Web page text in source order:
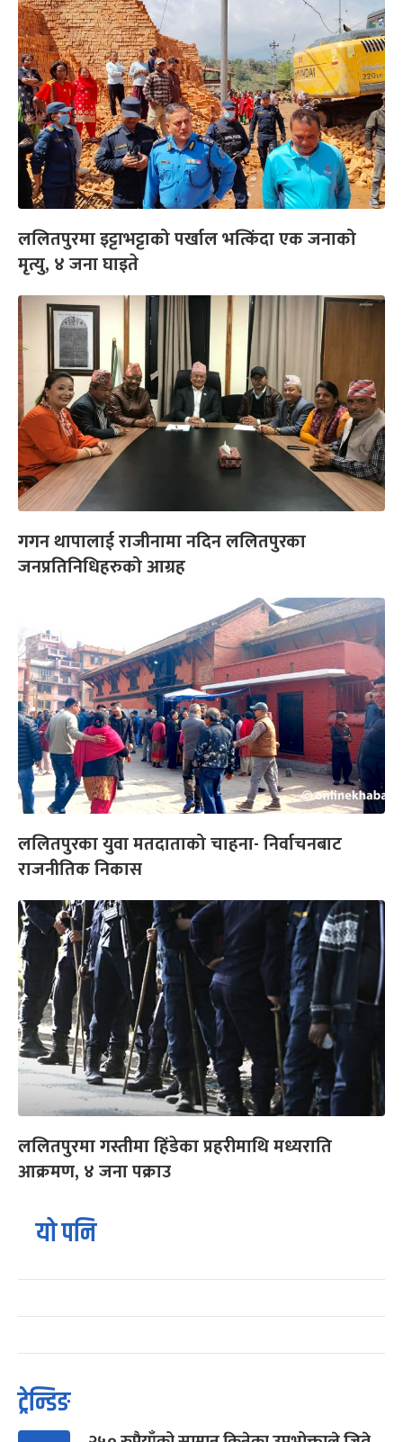
ललितपुरमा इट्टाभट्टाको पर्खाल भत्किंदा एक जनाको
मृत्यु, ४ जना घाइते
गगन थापालाई राजीनामा नदिन ललितपुरका
जनप्रतिनिधिहरुको आग्रह
ललितपुरका युवा मतदाताको चाहना- निर्वाचनबाट
राजनीतिक निकास
ललितपुरमा गस्तीमा हिंडेका प्रहरीमाथि मध्यराति
आक्रमण, ४ जना पक्राउ
यो पनि
ट्रेन्डिङ